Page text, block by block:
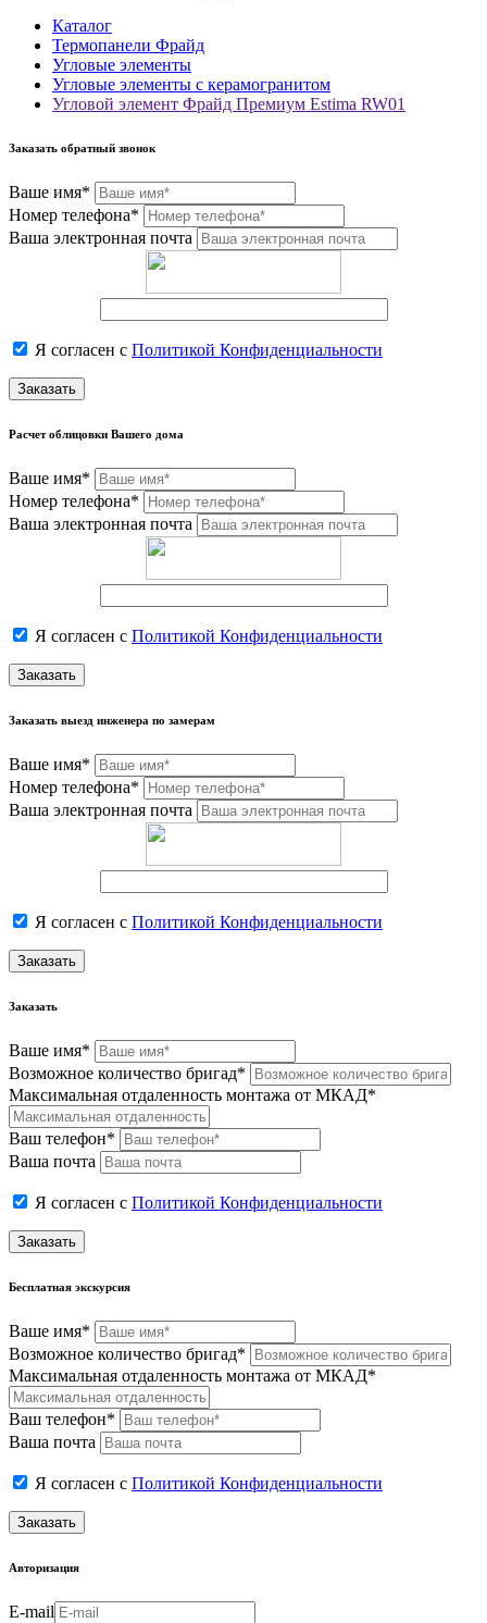
Каталог
Термопанели Фрайд
Угловые элементы
Угловые элементы с керамогранитом
Угловой элемент Фрайд Премиум Estima RW01
Заказать обратный звонок
Ваше имя*
Номер телефона*
Ваша электронная почта
Я согласен с Политикой Конфиденциальности
Заказать
Расчет облицовки Вашего дома
Ваше имя*
Номер телефона*
Ваша электронная почта
Я согласен с Политикой Конфиденциальности
Заказать
Заказать выезд инженера по замерам
Ваше имя*
Номер телефона*
Ваша электронная почта
Я согласен с Политикой Конфиденциальности
Заказать
Заказать
Ваше имя*
Возможное количество бригад*
Максимальная отдаленность монтажа от МКАД*
Ваш телефон*
Ваша почта
Я согласен с Политикой Конфиденциальности
Заказать
Бесплатная экскурсия
Ваше имя*
Возможное количество бригад*
Максимальная отдаленность монтажа от МКАД*
Ваш телефон*
Ваша почта
Я согласен с Политикой Конфиденциальности
Заказать
Авторизация
E-mail